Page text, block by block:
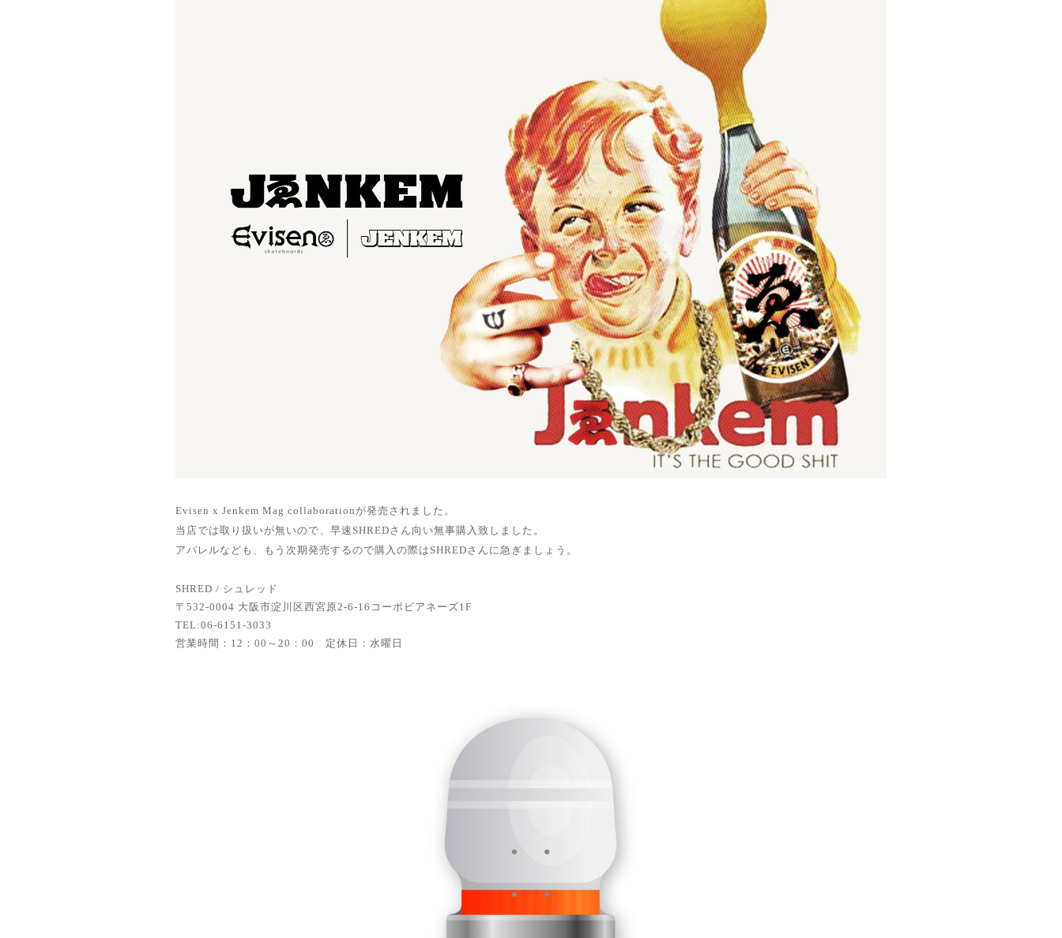
Evisen x Jenkem Mag collaborationが発売されました。
当店では取り扱いが無いので、早速SHREDさん向い無事購入致しました。
アパレルなども、もう次期発売するので購入の際は SHREDさんに急ぎましょう。
SHRED / シュレッド
〒532-0004 大阪市淀川区西宮原2-6-16コーポビアネーズ1F
TEL:06-6151-3033
営業時間：12：00～20：00 定休日：水曜日